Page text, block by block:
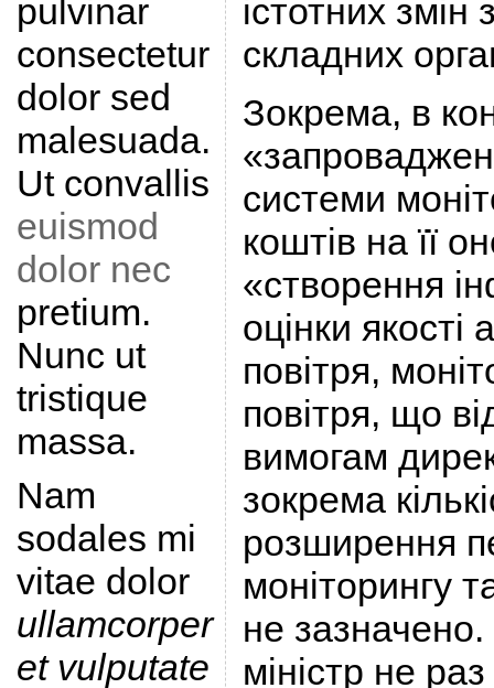
pulvinar
consectetur
dolor sed
malesuada.
Ut convallis
euismod
dolor nec
pretium.
Nunc ut
tristique
massa.
Nam
sodales mi
vitae dolor
ullamcorper
et vulputate
істотних
складних
Зокрема, в
системи
коштів на її
«створення
оцінки
повітря,
повітря, що
вимогам
зокрема
розширення
моніторингу
не
міністр не